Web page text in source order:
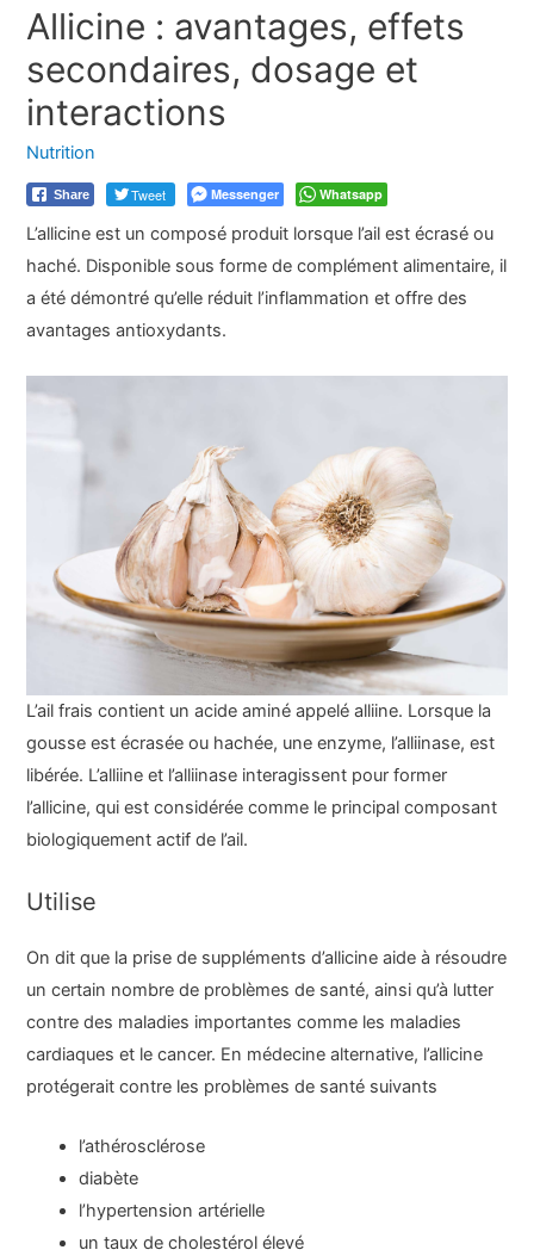
Allicine : avantages, effets
secondaires, dosage et
interactions
Nutrition
Share Tweet Messenger Whatsapp
L’allicine est un composé produit lorsque l’ail est écrasé ou
haché. Disponible sous forme de complément alimentaire, il
a été démontré qu’elle réduit l’inflammation et offre des
avantages antioxydants.
L’ail frais contient un acide aminé appelé alliine. Lorsque la
gousse est écrasée ou hachée, une enzyme, l’alliinase, est
libérée. L’alliine et l’alliinase interagissent pour former
l’allicine, qui est considérée comme le principal composant
biologiquement actif de l’ail.
Utilise
On dit que la prise de suppléments d’allicine aide à résoudre
un certain nombre de problèmes de santé, ainsi qu’à lutter
contre des maladies importantes comme les maladies
cardiaques et le cancer. En médecine alternative, l’allicine
protégerait contre les problèmes de santé suivants
l’athérosclérose
diabète
l’hypertension artérielle
un taux de cholestérol élevé